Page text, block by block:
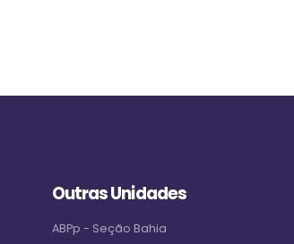
Outras Unidades
ABPp - Seção Bahia